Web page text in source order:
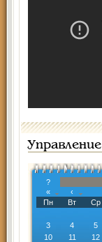
Управление
?
«
‹
Пн
Вт Ср
3
4 5
10
11 12